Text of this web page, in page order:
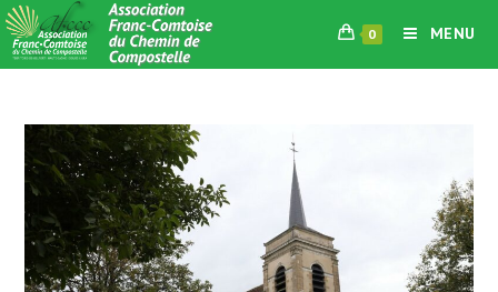
Skip
to
content
0 MENU